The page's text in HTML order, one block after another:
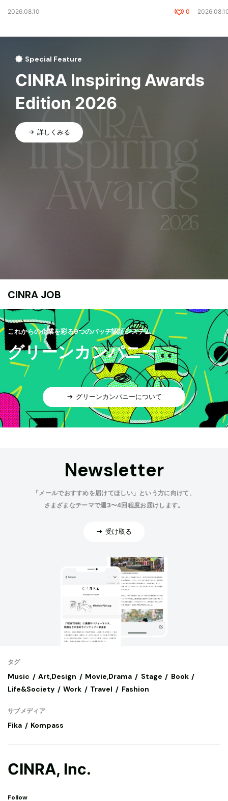
2026.08.10 0
Special Feature
CINRA Inspiring Awards
Edition 2026
詳しくみる
CINRA JOB
これからの企業を彩る9つのバッヂ認証システム
グリーンカンパニー
グリーンカンパニーについて
Newsletter
「メールでおすすめを届けてほしい」という方に向けて、
さまざまなテーマで週3〜4回程度お届けします。
受け取る
タグ
Music Art,Design Movie,Drama Stage
Book
Life&Society
Work Travel Fashion
サブメディア
Fika Kompass
CINRA, Inc.
Follow